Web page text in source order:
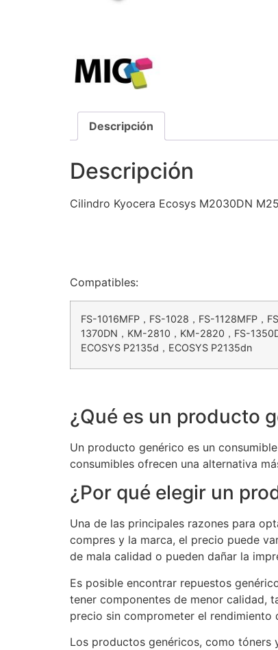
Descripción
Descripción
Cilindro Kyocera Ecosys M2030DN
Compatibles:
FS-1016MFP，FS-1028，FS-1128MFP，
1370DN，KM-2810，KM-2820，FS-
ECOSYS P2135d，ECOSYS P2135dn
¿Qué es un producto
Un producto genérico es un
consumibles ofrecen una alternativa
¿Por qué elegir un
Una de las principales razones para
compres y la marca, el precio puede
de mala calidad o pueden dañar la
Es posible encontrar repuestos
tener componentes de menor calidad,
precio sin comprometer el rendimiento
Los productos genéricos, como tóners